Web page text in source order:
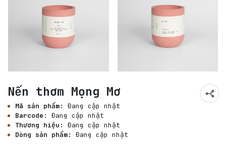
Nến thơm Mọng Mơ
Mã sản phẩm: Đang cập nhật
Barcode: Đang cập nhật
Thương hiệu: Đang cập nhật
Dòng sản phẩm: Đang cập nhật